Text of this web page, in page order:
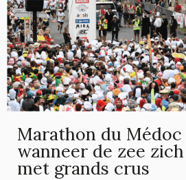
Marathon du Médoc
wanneer de zee
met grands crus